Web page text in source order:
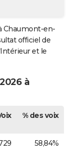
Chaumont-en-
officiel de
et le
à
% des voix
58,84%